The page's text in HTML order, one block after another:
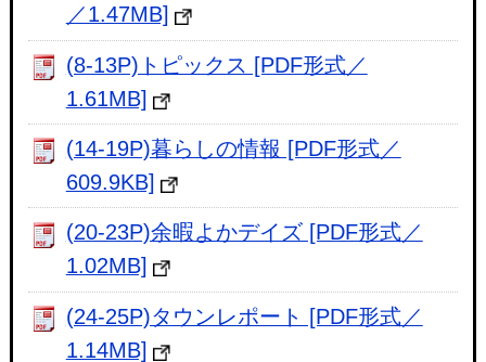
／1.47MB]
(8-13P)トピックス [PDF形式／
1.61MB]
(14-19P)暮らしの情報 [PDF形式／
609.9KB]
(20-23P)余暇よかデイズ [PDF形式／
1.02MB]
(24-25P)タウンレポート [PDF形式／
1.14MB]